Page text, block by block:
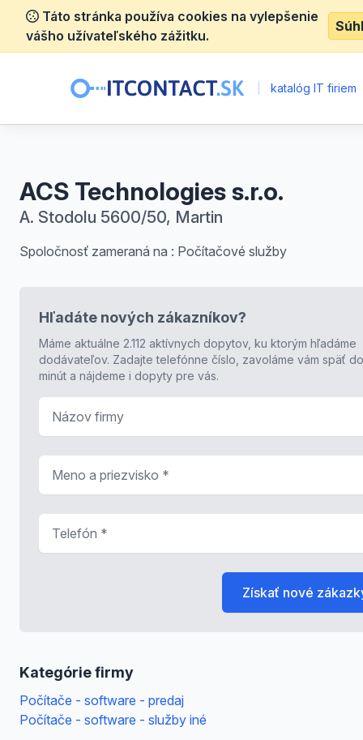
Táto stránka používa cookies na vylepšenie
vášho užívateľského zážitku.
katalóg IT firiem
ACS Technologies s.r.o.
A. Stodolu 5600/50, Martin
Spoločnosť zameraná na : Počítačové služby
Kategórie firmy
Počítače - software - predaj
Počítače - software - služby iné
Hľadáte nových zákazníkov?
Máme aktuálne 2.112 aktívnych dopytov, ku ktorým hľadáme
dodávateľov. Zadajte telefónne číslo, zavoláme vám späť
minút a nájdeme i dopyty pre vás.
Získať nové